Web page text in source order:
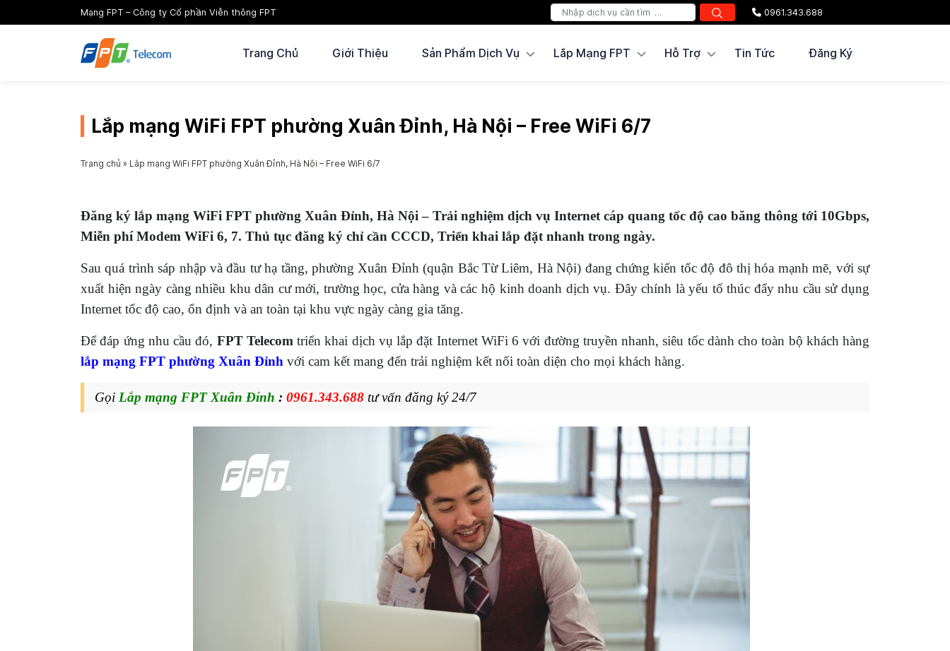
Mạng FPT – Công ty Cổ phần Viễn thông FPT 0961.343.688
Trang Chủ Giới Thiệu Sản Phẩm Dịch Vụ Lắp Mạng FPT Hỗ Trợ Tin Tức Đăng Ký
Lắp mạng WiFi FPT phường Xuân Đỉnh, Hà Nội – Free WiFi 6/7
Trang chủ » Lắp mạng WiFi FPT phường Xuân Đỉnh, Hà Nội – Free WiFi 6/7
Đăng ký lắp mạng WiFi FPT phường Xuân Đỉnh, Hà Nội – Trải nghiệm dịch vụ Internet cáp quang tốc độ cao băng thông tới 10Gbps,
Miễn phí Modem WiFi 6, 7. Thủ tục đăng ký chỉ cần CCCD, Triển khai lắp đặt nhanh trong ngày.
Sau quá trình sáp nhập và đầu tư hạ tầng, phường Xuân Đỉnh (quận Bắc Từ Liêm, Hà Nội) đang chứng kiến tốc độ đô thị hóa mạnh mẽ, với sự
xuất hiện ngày càng nhiều khu dân cư mới, trường học, cửa hàng và các hộ kinh doanh dịch vụ. Đây chính là yếu tố thúc đẩy nhu cầu sử dụng
Internet tốc độ cao, ổn định và an toàn tại khu vực ngày càng gia tăng.
Để đáp ứng nhu cầu đó, FPT Telecom triển khai dịch vụ lắp đặt Internet WiFi 6 với đường truyền nhanh, siêu tốc dành cho toàn bộ khách hàng
lắp mạng FPT phường Xuân Đỉnh với cam kết mang đến trải nghiệm kết nối toàn diện cho mọi khách hàng.
Gọi Lắp mạng FPT Xuân Đỉnh : 0961.343.688 tư vấn đăng ký 24/7